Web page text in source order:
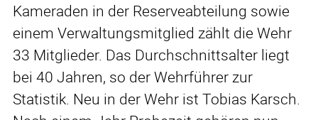
Kameraden in der Reserveabteilung sowie
einem Verwaltungsmitglied zählt die Wehr
33 Mitglieder. Das Durchschnittsalter liegt
bei 40 Jahren, so der Wehrführer zur
Statistik. Neu in der Wehr ist Tobias Karsch.